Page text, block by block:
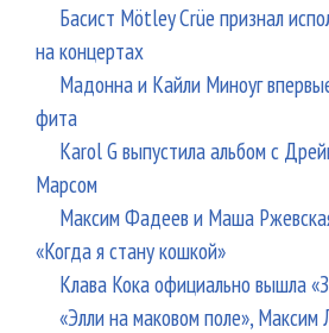
Басист Mötley Crüe признал
на концертах
Мадонна и Кайли Миноуг
фита
Karol G выпустила альбом с
Марсом
Максим Фадеев и Маша
«Когда я стану кошкой»
Клава Кока официально вышла
«Элли на маковом поле», Максим